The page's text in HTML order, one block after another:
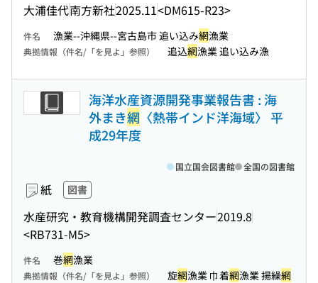
大浦佳代南方新社2025.11<DM615-R23>
件名 漁業--沖縄県--宮古島市 追い込み網漁業
典拠情報（件名/「を見よ」参照） 追込網漁業 追い込み漁
海洋水産資源開発事業報告書 : 海
外まき網 〈熱帯インド洋海域〉 平
成29年度
紙 図書
水産研究・教育機構開発調査センター2019.8
<RB731-M5>
国立国会図書館 全国の図書館
件名 巻網漁業
典拠情報（件名/「を見よ」参照） 旋網漁業 巾着網漁業 揚繰網